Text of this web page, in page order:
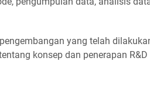
yang telah
konsep dan penerapan R&D